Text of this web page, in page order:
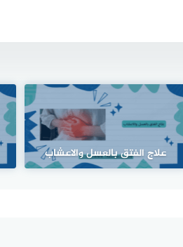
علاج الفتق بالعسل والاعشاب